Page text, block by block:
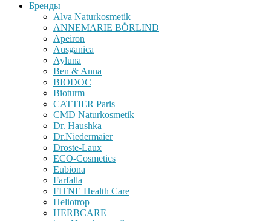
Бренды
Alva Naturkosmetik
ANNEMARIE BÖRLIND
Apeiron
Ausganica
Ayluna
Ben & Anna
BIODOC
Bioturm
CATTIER Paris
CMD Naturkosmetik
Dr. Haushka
Dr.Niedermaier
Droste-Laux
ECO-Cosmetics
Eubiona
Farfalla
FITNE Health Care
Heliotrop
HERBCARE